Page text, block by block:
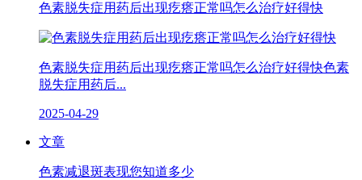
色素脱失症用药后出现疙瘩正常吗怎么治疗好得快
色素脱失症用药后出现疙瘩正常吗怎么治疗好得快色素
脱失症用药后...
2025-04-29
文章
色素减退斑表现您知道多少